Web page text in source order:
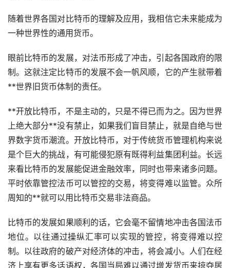
随着世界各国对比特币的理解及应用，我相信它未来能成为
一种世界性的通用货币。
眼前比特币的发展，对法币形成了冲击，引起各国政府的限
制。这就注定比特币的发展不会一帆风顺，它的产生就带着
**世界旧货币体制的责任。
**开放比特币，不是主动的，只是不得已而为之。因为世界
上绝大部分**没有禁止，如果我们盲目禁止，就是自绝与世
界数字货币潮流。开放比特币，对于传统货币管理机构来说
是个巨大的挑战，有可能侵犯原有既得利益集团利益。长远
来看比特币的发展能促进金融效率，同时也带来诸多问题。
平时依靠管控法币可以管控的交易，将变得难以监管。众所
周知的**就可以用比特币交易非法商品。
比特币的发展如果顺利的话，它会毫不留情地冲击各国法币
地位。以往通过操纵汇率可以实现的管控，将变得难以控
制。以往政府的破产对经济体的冲击，将会减小。人们在经
济上享有更多话语权，各国当局难以通过增发货币来掠夺居